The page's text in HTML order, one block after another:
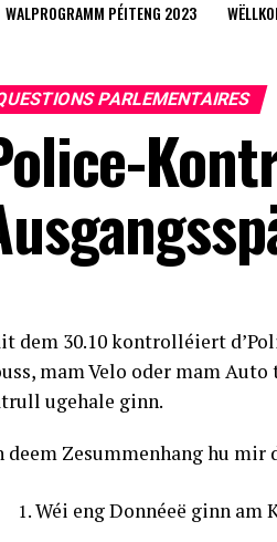
WALPROGRAMM PÉITENG 2023
PARLEMENTAIRES
dem 30.10 kontrolléiert
mam Velo oder mam Auto
ugehale ginn.
deem Zesummenhang hu mir
Wéi eng Donnéeë ginn am